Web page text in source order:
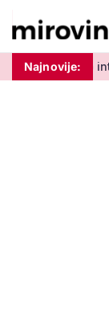
Najnovije:
učenja o internet